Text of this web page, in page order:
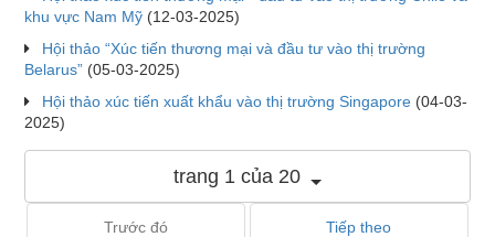
khu vực Nam Mỹ (12-03-2025)
Hội thảo “Xúc tiến thương mại và đầu tư vào thị trường
Belarus” (05-03-2025)
Hội thảo xúc tiến xuất khẩu vào thị trường Singapore (04-03-
2025)
trang 1 của 20
Trước đó Tiếp theo